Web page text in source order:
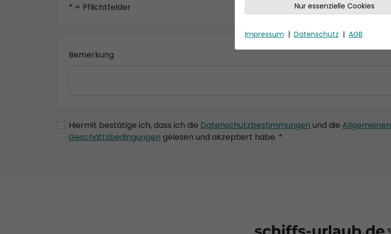
* = Pflichtfelder
Bemerkung
Hiermit bestätige ich, dass ich die Datenschutzbestimmungen und die Allgemeinen
Geschäftsbedingungen gelesen und akzeptiert habe. *
Nur essenzielle Cookies
Impressum | Datenschutz | AGB